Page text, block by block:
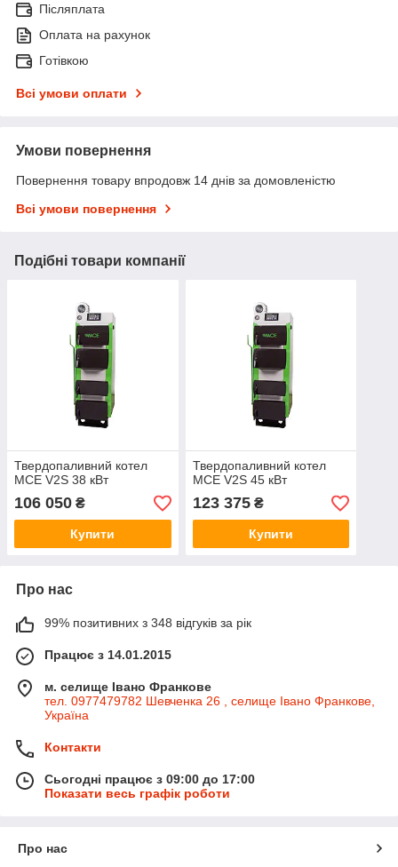
Післяплата
Оплата на рахунок
Готівкою
Всі умови оплати
Умови повернення
Повернення товару впродовж 14 днів за домовленістю
Всі умови повернення
Подібні товари компанії
Твердопаливний котел
MCE V2S 38 кВт
106 050 ₴
Купити
Твердопаливний котел
MCE V2S 45 кВт
123 375₴
Купити
Про нас
99% позитивних з 348 відгуків за рік
Працює з 14.01.2015
м. селище Івано Франкове
тел. 0977479782 Шевченка 26 , селище Івано Франкове,
Україна
Контакти
Сьогодні працює з 09:00 до 17:00
Показати весь графік роботи
Про нас